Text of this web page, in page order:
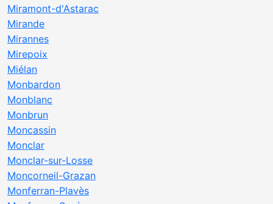
Miramont-d'Astarac
Mirande
Mirannes
Mirepoix
Miélan
Monbardon
Monblanc
Monbrun
Moncassin
Monclar
Monclar-sur-Losse
Moncorneil-Grazan
Monferran-Plavès